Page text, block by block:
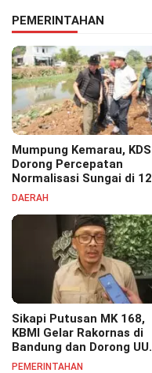
PEMERINTAHAN
Mumpung Kemarau, KDS
Dorong Percepatan
Normalisasi Sungai di 12
Kecamatan Tekan Resiko
DAERAH
Sikapi Putusan MK 168,
KBMI Gelar Rakornas di
Bandung dan Dorong UU
Perlindungan Pekerja
PEMERINTAHAN